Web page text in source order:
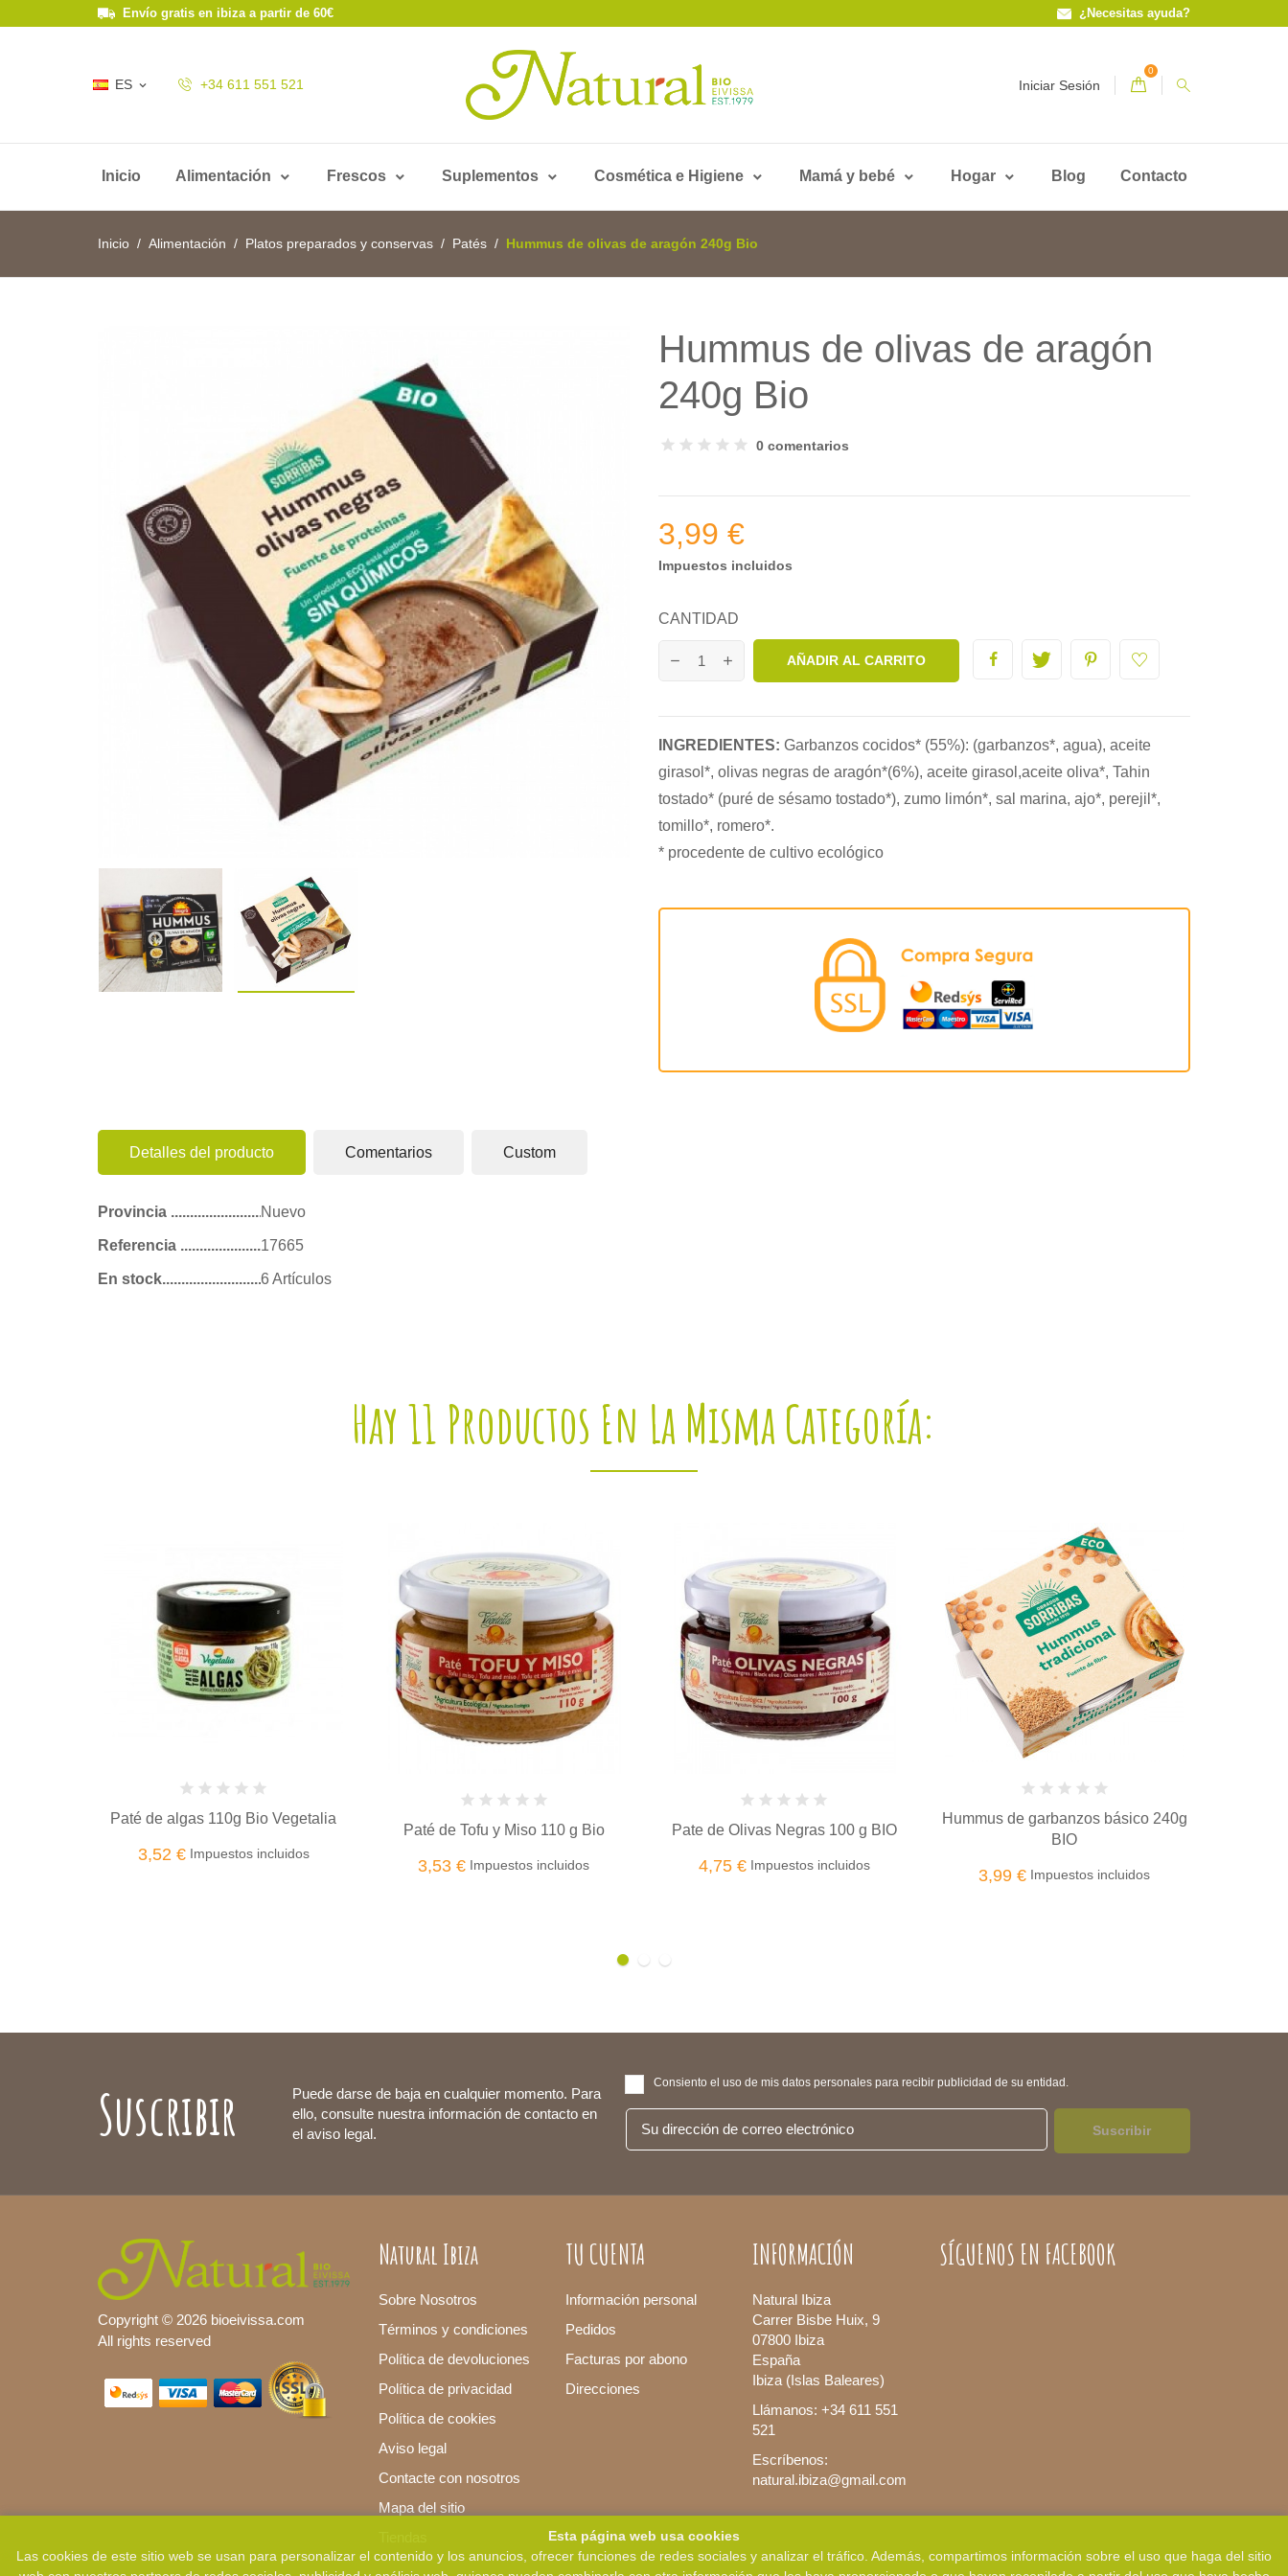
Envío gratis en ibiza a partir de 60€ ¿Necesitas ayuda?
ES  +34 611 551 521 Iniciar Sesión
0
Inicio Alimentación Frescos Suplementos Cosmética e Higiene Mamá y bebé Hogar Blog Contacto
Inicio Alimentación Platos preparados y conservas Patés Hummus de olivas de aragón 240g Bio
Hummus de olivas de aragón
240g Bio
0 comentarios
3,99 €
Impuestos incluidos
CANTIDAD
AÑADIR AL CARRITO
INGREDIENTES: Garbanzos cocidos* (55%): (garbanzos*, agua), aceite
girasol*, olivas negras de aragón*(6%), aceite girasol,aceite oliva*, Tahin
tostado* (puré de sésamo tostado*), zumo limón*, sal marina, ajo*, perejil*,
tomillo*, romero*.
* procedente de cultivo ecológico
Detalles del producto Comentarios Custom
Provincia Nuevo
Referencia 17665
En stock 6 Artículos
Hay 11 Productos En La Misma Categoría:
Paté de Tofu y Miso 110 g Bio
3,53 € Impuestos incluidos
Pate de Olivas Negras 100 g BIO
4,75 € Impuestos incluidos
BIO
3,99 €Impuestos incluidos
Hummus de berenjena asada 240g
Suscribir
Puede darse de baja en cualquier momento. Para
ello, consulte nuestra información de contacto en
el aviso legal.
Consiento el uso de mis datos personales para recibir publicidad de su entidad.
Suscribir
Copyright © 2026 bioeivissa.com
All rights reserved
Natural Ibiza
Sobre Nosotros
Términos y condiciones
Política de devoluciones
Política de privacidad
Política de cookies
Aviso legal
Contacte con nosotros
Mapa del sitio
TU CUENTA
Información personal
Pedidos
Facturas por abono
Direcciones
INFORMACIÓN
Natural Ibiza
Carrer Bisbe Huix, 9
07800 Ibiza
España
Ibiza (Islas Baleares)
Llámanos: +34 611 551
521
Escríbenos:
natural.ibiza@gmail.com
SÍGUENOS EN FACEBOOK
Esta página web usa cookies
Las cookies de este sitio web se usan para personalizar el contenido y los anuncios, ofrecer funciones de redes sociales y analizar el tráfico. Además, compartimos información sobre el uso que haga del sitio